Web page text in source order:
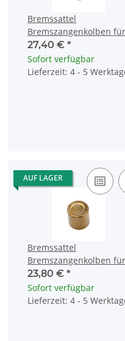
Bremssattel
Bremszangenkolben für
Honda CBR 1100 CBF
ST 1100 1300 VT 1300
27,40 € *
Sofort verfügbar
Lieferzeit: 4 - 5
AUF LAGER
Bremssattel
Bremszangenkolben für
Honda XL 1000 XR 650
800 43107-MBG-006
23,80 € *
Sofort verfügbar
Lieferzeit: 4 - 5